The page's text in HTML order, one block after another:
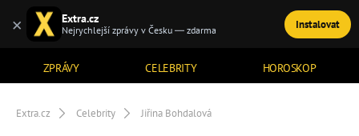
ZPRÁVY CELEBRITY HOROSKOP
TÉMATA
Extra.cz Celebrity Jiřina Bohdalová
× Extra.cz
Nejrychlejší zprávy v Česku — zdarma Instalovat